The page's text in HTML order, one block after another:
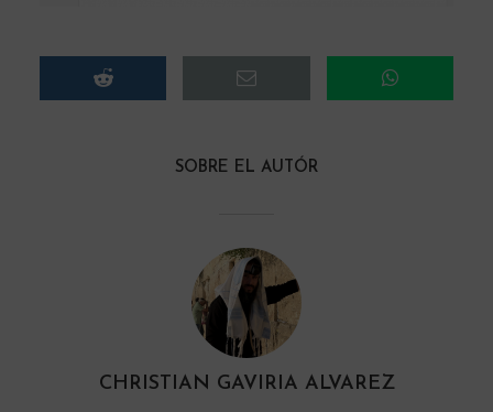
SOBRE EL AUTÓR
CHRISTIAN GAVIRIA ALVAREZ